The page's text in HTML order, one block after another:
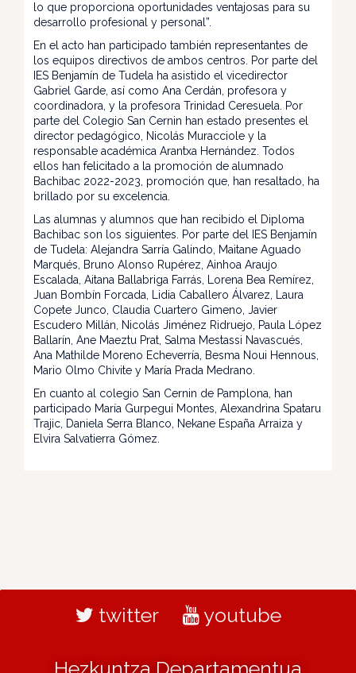
lo que proporciona oportunidades ventajosas para su
desarrollo profesional y personal”.
En el acto han participado también representantes de
los equipos directivos de ambos centros. Por parte del
IES Benjamín de Tudela ha asistido el vicedirector
Gabriel Garde, así como Ana Cerdán, profesora y
coordinadora, y la profesora Trinidad Ceresuela. Por
parte del Colegio San Cernin han estado presentes el
director pedagógico, Nicolás Muracciole y la
responsable académica Arantxa Hernández. Todos
ellos han felicitado a la promoción de alumnado
Bachibac 2022-2023, promoción que, han resaltado, ha
brillado por su excelencia.
Las alumnas y alumnos que han recibido el Diploma
Bachibac son los siguientes. Por parte del IES Benjamín
de Tudela: Alejandra Sarría Galindo, Maitane Aguado
Marqués, Bruno Alonso Rupérez, Ainhoa Araujo
Escalada, Aitana Ballabriga Farrás, Lorena Bea Remírez,
Juan Bombín Forcada, Lidia Caballero Álvarez, Laura
Copete Junco, Claudia Cuartero Gimeno, Javier
Escudero Millán, Nicolás Jiménez Ridruejo, Paula López
Ballarín, Ane Maeztu Prat, Salma Mestassi Navascués,
Ana Mathilde Moreno Echeverría, Besma Noui Hennous,
Mario Olmo Chivite y María Prada Medrano.
En cuanto al colegio San Cernin de Pamplona, han
participado María Gurpegui Montes, Alexandrina Spataru
Trajic, Daniela Serra Blanco, Nekane España Arraiza y
Elvira Salvatierra Gómez.
twitter youtube